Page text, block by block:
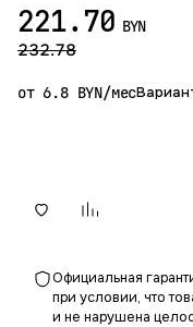
221.70 BYN
232.78
от 6.8 BYN/мес
Официальная
при условии, что
и не нарушена